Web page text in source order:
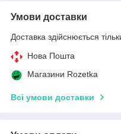
Умови доставки
Доставка здійснюється
Нова Пошта
Магазини Rozetka
Всі умови доставки